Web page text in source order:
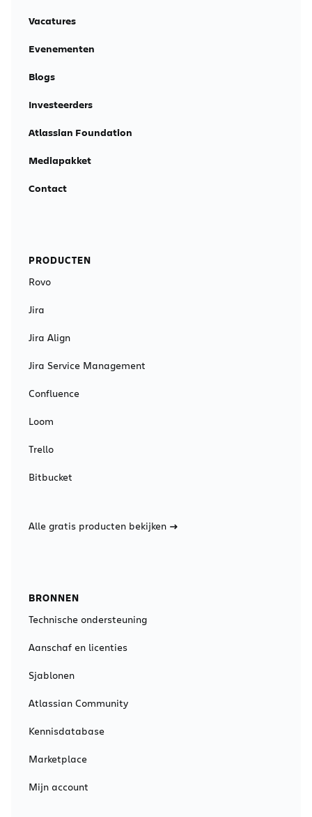
Vacatures
Evenementen
Blogs
Investeerders
Atlassian Foundation
Mediapakket
Contact
PRODUCTEN
Rovo
Jira
Jira Align
Jira Service Management
Confluence
Loom
Trello
Bitbucket
Alle gratis producten bekijken
BRONNEN
Technische ondersteuning
Aanschaf en licenties
Sjablonen
Atlassian Community
Kennisdatabase
Marketplace
Mijn account